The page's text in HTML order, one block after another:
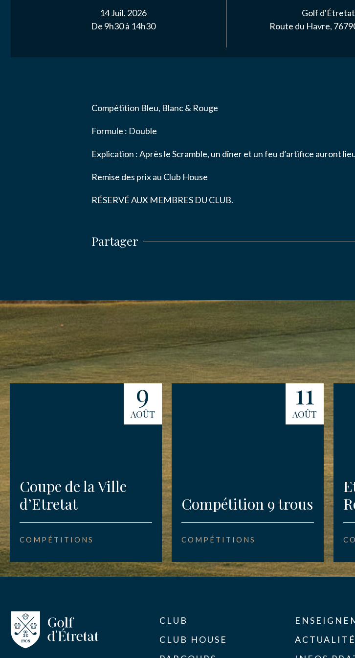
14 Juil. 2026
De 9h30 à 14h30
Golf d'Étretat
Route du Havre,
Compétition Bleu, Blanc & Rouge
Formule : Double
Explication : Après le Scramble, un dîner et un feu d’artifice auront
Remise des prix au Club House
RÉSERVÉ AUX MEMBRES DU CLUB.
Partager
9
AOÛT
Coupe de la Ville
d’Etretat
COMPÉTITIONS
11
AOÛT
Compétition 9 trous
COMPÉTITIONS
CLUB
CLUB HOUSE
ACTUALITÉS
Message*
données.